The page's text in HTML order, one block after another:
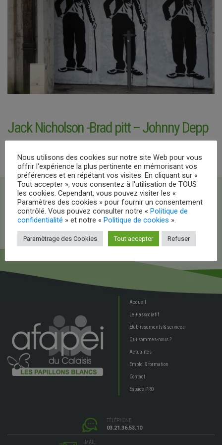
Jack Nicholson -Brad pitt – Johnny Depp
Accueil
Le + associatif
Établissements & services
Qui sommes-nous ?
Actualités
Emploi & formation
Contact
Espace PRO
TÉLÉPHONE
03.21.36.53.10
MAIL
Nous utilisons des cookies sur notre site Web pour vous
offrir l'expérience la plus pertinente en mémorisant vos
préférences et en répétant vos visites. En cliquant sur «
Tout accepter », vous consentez à l'utilisation de TOUS
les cookies. Cependant, vous pouvez visiter les «
Paramètres des cookies » pour fournir un consentement
contrôlé. Vous pouvez consulter notre « Politique de
confidentialité » et notre « Politique de cookies ».
Paramètrage des Cookies Tout accepter Refuser